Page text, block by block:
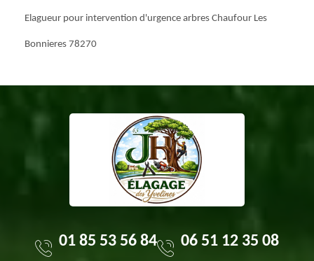
Elagueur pour intervention d'urgence arbres Chaufour Les
Bonnieres 78270
01 85 53 56 84 06 51 12 35 08